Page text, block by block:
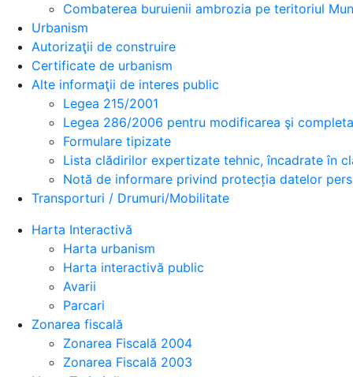
Combaterea buruienii ambrozia pe teritoriul
Urbanism
Autorizaţii de construire
Certificate de urbanism
Alte informaţii de interes public
Legea 215/2001
Legea 286/2006 pentru modificarea şi
Formulare tipizate
Lista clădirilor expertizate tehnic, încadrate în
Notă de informare privind protecția datelor
Transporturi / Drumuri/Mobilitate
Harta Interactivă
Harta urbanism
Harta interactivă public
Avarii
Parcari
Zonarea fiscală
Zonarea Fiscală 2004
Zonarea Fiscală 2003